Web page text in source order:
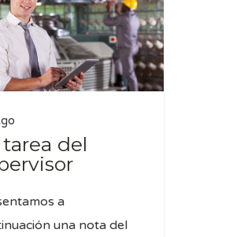
tarea del
a
una nota del